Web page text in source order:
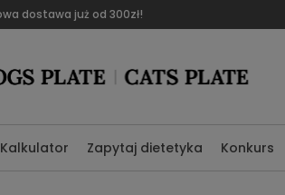
dostawa już od 300zł!
Kalkulator Zapytaj dietetyka Konkurs